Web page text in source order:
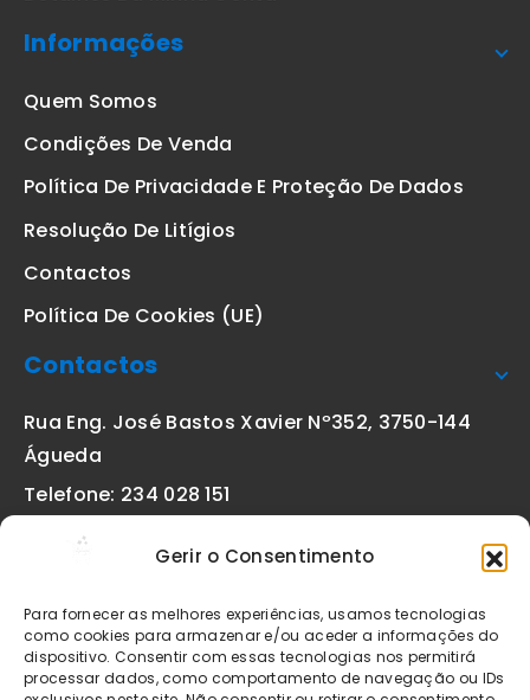
Gerir o Consentimento
Para fornecer as melhores experiências, usamos tecnologias
como cookies para armazenar e/ou aceder a informações do
dispositivo. Consentir com essas tecnologias nos permitirá
processar dados, como comportamento de navegação ou IDs
Informações
Quem Somos
Condições De Venda
Política De Privacidade E Proteção De Dados
Resolução De Litígios
Contactos
Política De Cookies (UE)
Contactos
Rua Eng. José Bastos Xavier Nº352, 3750-144
Águeda
Telefone: 234 028 151
geral@etiquetas-online.pt
Os preços indicados incluem IVA à taxa legal em vigor. Todos